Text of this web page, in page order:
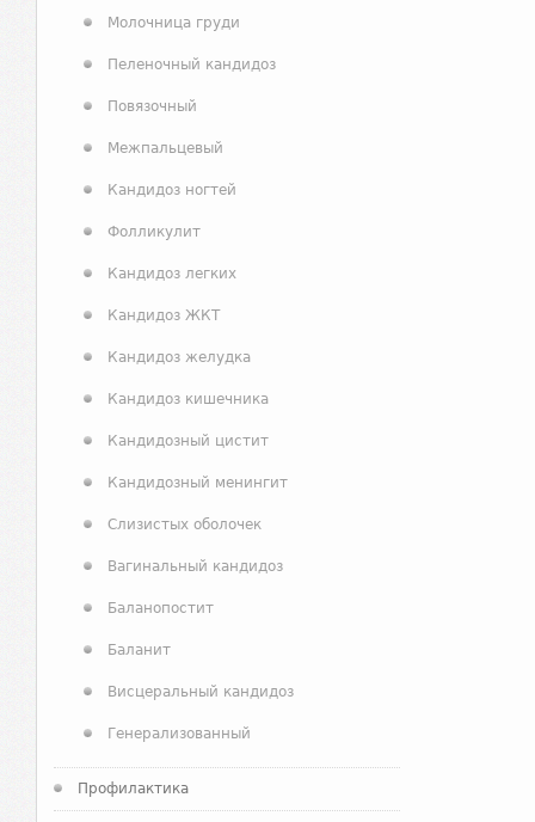
Молочница груди
Пеленочный кандидоз
Повязочный
Межпальцевый
Кандидоз ногтей
Фолликулит
Кандидоз легких
Кандидоз ЖКТ
Кандидоз желудка
Кандидоз кишечника
Кандидозный цистит
Кандидозный менингит
Слизистых оболочек
Вагинальный кандидоз
Баланопостит
Баланит
Висцеральный кандидоз
Генерализованный
Профилактика